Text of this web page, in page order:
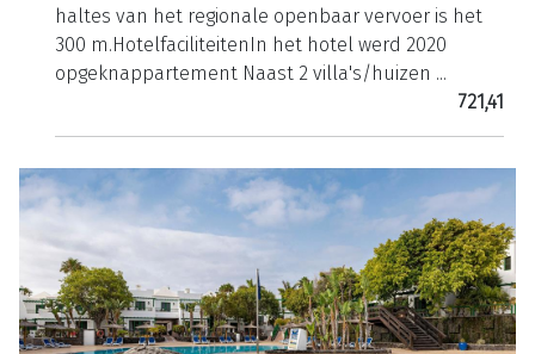
haltes van het regionale openbaar vervoer is het
300 m.HotelfaciliteitenIn het hotel werd 2020
opgeknappartement Naast 2 villa's/huizen ...
721,41